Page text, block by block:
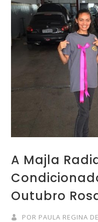
A Majla
Outubro
POR PAULA REGINA